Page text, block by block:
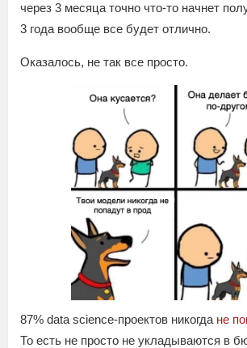
через 3 месяца точно что-то начнет
3 года вообще все будет отлично.
Оказалось, не так все просто.
87% data science-проектов никогда не
То есть не просто не укладываются в